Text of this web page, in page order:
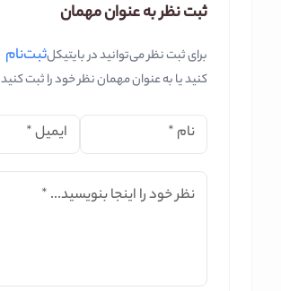
ثبت نظر به عنوان مهمان
برای ثبت نظر می‌توانید در بایتیکلثبت‌نام
کنید یا به عنوان مهمان نظر خود را ثبت کنید
نام * ایمیل*
نظر خود را اینجا بنویسید... *